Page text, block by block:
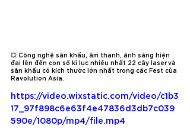
💥 Công nghệ sân khấu, âm thanh, ánh sáng hiện
đại lên đến con số kỉ lục nhiều nhất 22 cây laser và
sân khấu có kích thước lớn nhất trong các Fest của
Ravolution Asia.
https://video.wixstatic.com/video/c1b3
17_97f898c6e63f4e47836d3db7c039
590e/1080p/mp4/file.mp4